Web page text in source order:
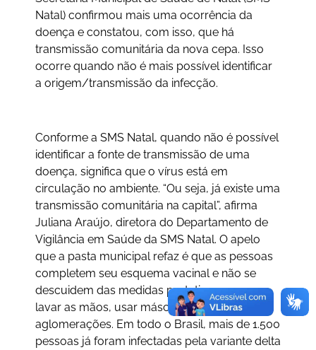
Natal) confirmou mais uma ocorrência da
doença e constatou, com isso, que há
transmissão comunitária da nova cepa. Isso
ocorre quando não é mais possível identificar
a origem/transmissão da infecção.
Conforme a SMS Natal, quando não é possível
identificar a fonte de transmissão de uma
doença, significa que o vírus está em
circulação no ambiente. “Ou seja, já existe uma
transmissão comunitária na capital”, afirma
Juliana Araújo, diretora do Departamento de
Vigilância em Saúde da SMS Natal. O apelo
que a pasta municipal refaz é que as pessoas
completem seu esquema vacinal e não se
descuidem das medidas protetivas, como
lavar as mãos, usar máscaras e evitar
aglomerações. Em todo o Brasil, mais de 1.500
pessoas já foram infectadas pela variante delta